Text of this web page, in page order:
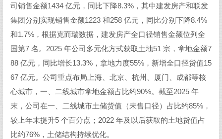
司销售金额1434 亿元，同比下降8.3%，其中建发房产和联发
集团分别实现销售金额1223 和258 亿元，同比分别下降8.4%
和1.7%，根据克而瑞数据，建发房产全口径销售金额位列全
国第7 名。2025 年公司多元化方式获取土地51 宗，拿地金额7
88 亿元，同比增长13.3%，拿地力度55%，新增全口径货值15
67 亿元。公司重点布局上海、北京、杭州、厦门、成都等核
心城市，一、二线城市拿地金额占比约90%。截至2025 年
末，公司在一、二线城市土储货值（未售口径）占比约85%，
较上年末提升5 个百分点；2022 年及以后获取的土地货值占
比约76%，土储结构持续优化。